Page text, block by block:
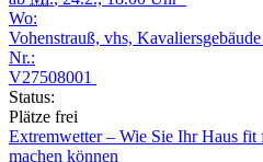
Wo:
Vohenstrauß, vhs,
Nr.:
V27508001
Status:
Plätze frei
Extremwetter – Wie Sie Ihr Haus fit
machen können